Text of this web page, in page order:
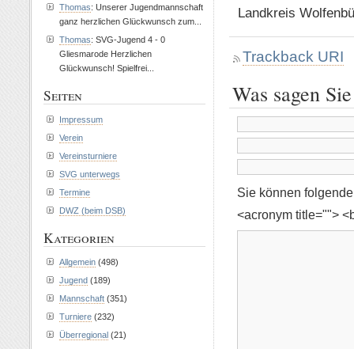
Landkreis
Trackback URI
Was sagen
Sie können
<acronym title="">
Thomas: Unserer Jugendmannschaft
ganz herzlichen Glückwunsch zum...
Thomas: SVG-Jugend 4 - 0
Gliesmarode Herzlichen
Glückwunsch! Spielfrei...
Seiten
Impressum
Verein
Vereinsturniere
SVG unterwegs
Termine
DWZ (beim DSB)
Kategorien
Allgemein (498)
Jugend (189)
Mannschaft (351)
Turniere (232)
Überregional (21)